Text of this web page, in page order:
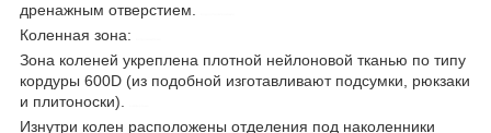
дренажным отверстием.
Коленная зона:
Зона коленей укреплена плотной нейлоновой тканью по типу
кордуры 600D (из подобной изготавливают подсумки, рюкзаки
и плитоноски).
Изнутри колен расположены отделения под наколенники